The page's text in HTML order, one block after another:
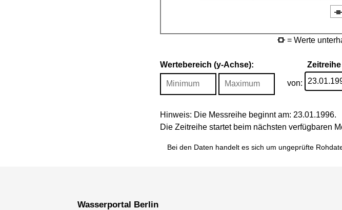
= Werte
Wertebereich (y-Achse):
von:
Hinweis: Die Messreihe beginnt am: 23.01.1996.
Die Zeitreihe startet beim nächsten verfügbaren
Bei den Daten handelt es sich um ungeprüfte
Wasserportal Berlin